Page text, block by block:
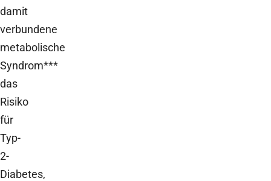
damit
verbundene
metabolische
Syndrom***
das
Risiko
für
Typ-
2-
Diabetes,